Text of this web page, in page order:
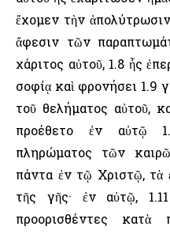
ἔχομεν τὴν
ἄφεσιν τῶν
χάριτος αὐτοῦ, 1.8 ἧς
σοφίᾳ καὶ φρονήσει 1.9
τοῦ θελήματος αὐτοῦ,
προέθετο ἐν αὐτῷ
πληρώματος τῶν
πάντα ἐν τῷ Χριστῷ, τὰ
τῆς γῆς· ἐν αὐτῷ,
προορισθέντες